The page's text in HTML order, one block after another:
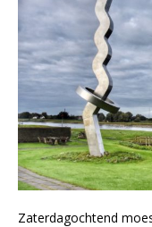
Zaterdagochtend